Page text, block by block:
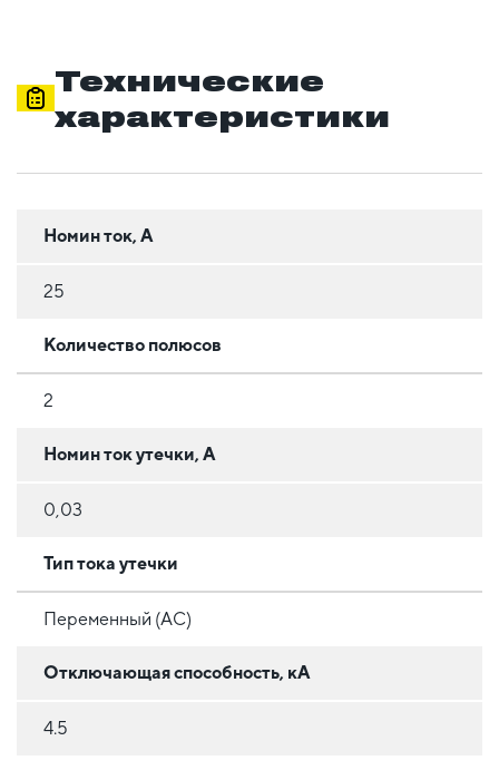
Технические
характеристики
Номин ток, А
25
Количество полюсов
2
Номин ток утечки, А
0,03
Тип тока утечки
Переменный (AC)
Отключающая способность, кА
4.5